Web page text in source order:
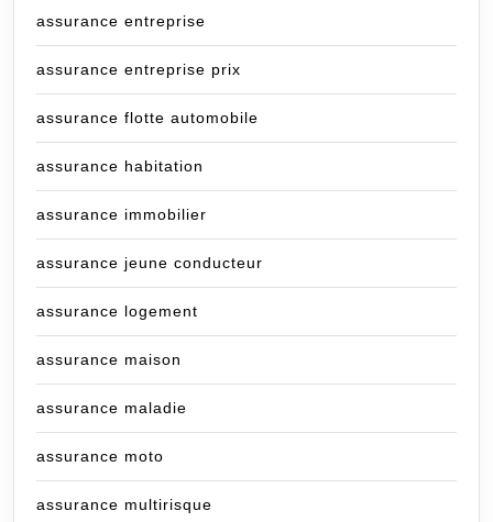
assurance entreprise
assurance entreprise prix
assurance flotte automobile
assurance habitation
assurance immobilier
assurance jeune conducteur
assurance logement
assurance maison
assurance maladie
assurance moto
assurance multirisque